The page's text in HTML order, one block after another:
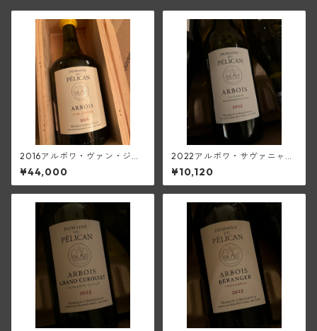
2016アルボワ・ヴァン・ジョ
ーヌ(ペリカン)
¥44,000
2022アルボワ・サヴァニャ
ン・マセラシオン・ペリキュ
レール(ペリカン)
¥10,120